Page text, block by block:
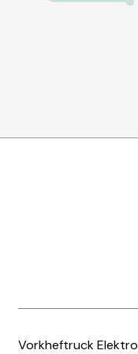
Vorkheftruck Elektro